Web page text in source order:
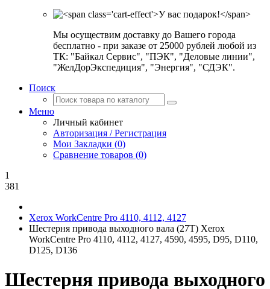
Мы осуществим доставку до Вашего города
бесплатно - при заказе от 25000 рублей любой из
ТК: "Байкал Сервис", "ПЭК", "Деловые линии",
"ЖелДорЭкспедиция", "Энергия", "СДЭК".
Поиск
Меню
Личный кабинет
Авторизация / Регистрация
Мои Закладки (0)
Сравнение товаров (0)
1
381
Xerox WorkCentre Pro 4110, 4112, 4127
Шестерня привода выходного вала (27T) Xerox
WorkCentre Pro 4110, 4112, 4127, 4590, 4595, D95, D110,
D125, D136
Шестерня привода выходного